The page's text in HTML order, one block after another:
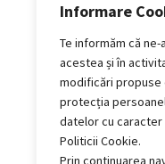
Informare
Te informăm că
acestea și în
modificări propuse
protecția
datelor cu
Politicii Cookie.
Prin continuarea